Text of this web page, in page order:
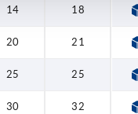
14 18
20 21
25 25
30 32